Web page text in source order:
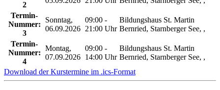
2
Termin-
Nummer:
3
Sonntag,
06.09.2026
09:00 -
21:00 Uhr
Bildungshaus St. Martin
Bernried, Starnberger See, ,
Termin-
Nummer:
4
Montag,
07.09.2026
09:00 -
14:00 Uhr
Bildungshaus St. Martin
Bernried, Starnberger See, ,
Download der Kurstermine im .ics-Format